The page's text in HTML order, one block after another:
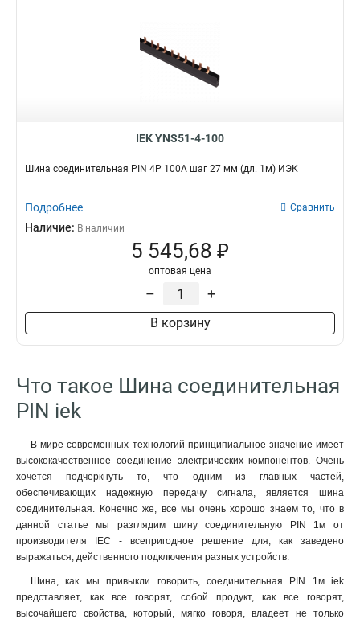
IEK YNS51-4-100
Шина соединительная PIN 4Р 100А шаг 27 мм (дл. 1м) ИЭК
Подробнее Сравнить
Наличие: В наличии
5 545,68 ₽
оптовая цена
– +
В корзину
Что такое Шина соединительная
PIN iek
В мире современных технологий принципиальное значение имеет
высококачественное соединение электрических компонентов. Очень
хочется подчеркнуть то, что одним из главных частей,
обеспечивающих надежную передачу сигнала, является шина
соединительная. Конечно же, все мы очень хорошо знаем то, что в
данной статье мы разглядим шину соединительную PIN 1м от
производителя IEC - всепригодное решение для, как заведено
выражаться, действенного подключения разных устройств.
Шина, как мы привыкли говорить, соединительная PIN 1м iek
представляет, как все говорят, собой продукт, как все говорят,
высочайшего свойства, который, мягко говоря, владеет не только